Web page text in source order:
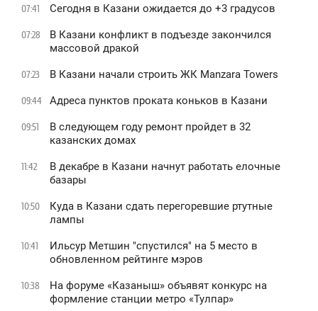
07:41 Сегодня в Казани ожидается до +3 градусов
07:28
В Казани конфликт в подъезде закончился
массовой дракой
07:23 В Казани начали строить ЖК Manzara Towers
09:44 Адреса пунктов проката коньков в Казани
09:51
В следующем году ремонт пройдет в 32
казанских домах
11:42
В декабре в Казани начнут работать елочные
базары
10:50
Куда в Казани сдать перегоревшие ртутные
лампы
10:41
Ильсур Метшин "спустился" на 5 место в
обновленном рейтинге мэров
10:38
На форуме «Казаныш» объявят конкурс на
формление станции метро «Тулпар»